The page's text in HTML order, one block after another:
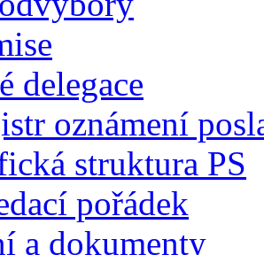
delegace
oznámení
struktura PS
pořádek
a dokumenty